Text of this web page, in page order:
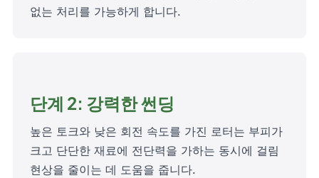
없는 처리를 가능하게 합니다.
단계 2: 강력한 썬딩
높은 토크와 낮은 회전 속도를 가진 로터는 부피가
크고 단단한 재료에 전단력을 가하는 동시에 걸림
현상을 줄이는 데 도움을 줍니다.